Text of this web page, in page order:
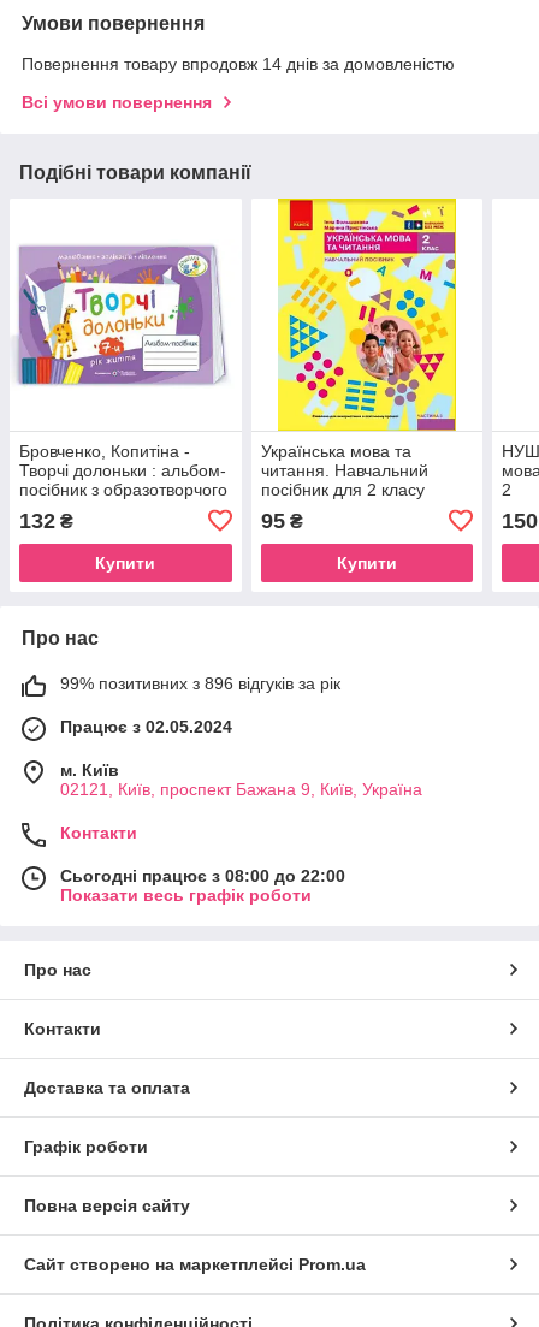
Умови повернення
Повернення товару впродовж 14 днів за домовленістю
Всі умови повернення
Подібні товари компанії
Бровченко, Копитіна -
Творчі долоньки : альбом-
посібник з образотворчого
мистецтва для дітей 7-го
року життя
132 ₴
Купити
Українська мова та
читання. Навчальний
посібник для 2 класу
Частина 3
95₴
Купити
НУШ
2
150
Про нас
99% позитивних з 896 відгуків за рік
Працює з 02.05.2024
м. Київ
02121, Київ, проспект Бажана 9, Київ, Україна
Контакти
Сьогодні працює з 08:00 до 22:00
Показати весь графік роботи
Про нас
Контакти
Доставка та оплата
Графік роботи
Повна версія сайту
Сайт створено на маркетплейсі Prom.ua